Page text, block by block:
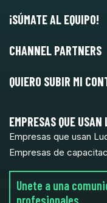
¡SÚMATE AL EQUIPO!
CHANNEL PARTNERS
QUIERO SUBIR MI
EMPRESAS QUE USAN
Empresas que usan
Empresas de
Unete a una
profesionales